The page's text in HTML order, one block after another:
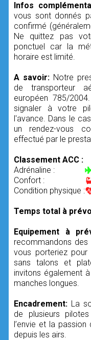
Infos
vous sont donnés
confirmé
Ne quittez pas
ponctuel car la
horaire est limité.
A savoir: Notre
de transporteur
européen 785/
signaler à votre
l'avance. Dans le
un rendez-vous
effectué par le
Classement ACC :
Adrénaline :
Confort :
Condition physique :
Temps total à
Equipement à
recommandons
vous porteriez pour
sans talons et
invitons également
manches longues.
Encadrement: La
de plusieurs
l’envie et la
depuis les airs.